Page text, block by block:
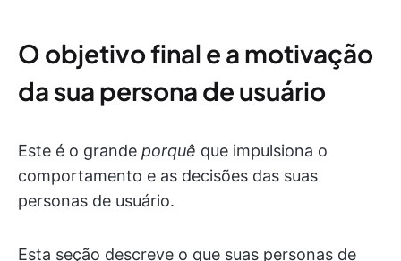
O objetivo final e a motivação
da sua persona de usuário
Este é o grande porquê que impulsiona o
comportamento e as decisões das suas
personas de usuário.
Esta seção descreve o que suas personas de